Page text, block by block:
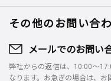
その他のお問い合
メールでのお問い
弊社からの返信は、10:00～
なります。お急ぎの場合は、お